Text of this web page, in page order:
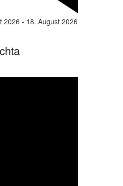
2026 - 18. August 2026